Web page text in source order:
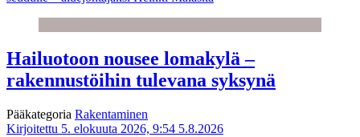
Hailuotoon nousee lomakylä –
rakennustöihin tulevana syksynä
Pääkategoria Rakentaminen
Kirjoitettu 5. elokuuta 2026, 9:54 5.8.2026